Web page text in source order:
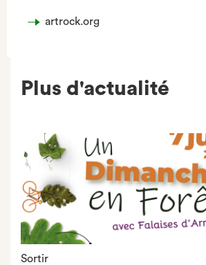
artrock.org
Plus d'actualité
Sortir